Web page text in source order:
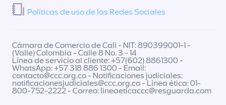
Políticas de uso de las Redes Sociales
Cámara de Comercio de Cali - NIT: 890399001-1 -
(Valle) Colombia - Calle 8 No. 3 - 14
Línea de servicio al cliente: +57(602) 8861300 -
WhatsApp: +57 318 886 1300 - Email:
contacto@ccc.org.co- Notificaciones judiciales:
notificacionesjudiciales@ccc.org.co- Línea ética: 01-
800-752-2222 - Correo: lineaeticaccc@resguarda.com